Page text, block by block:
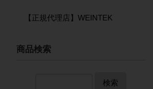
【正規代理店】WEINTEK
商品検索
検索